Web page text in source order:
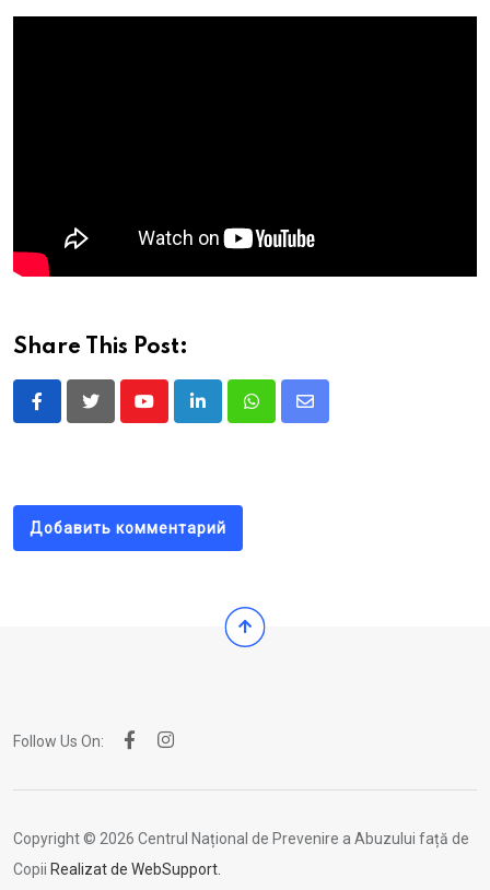
Share This Post:
YoutubeLinkedInWhatsappShare
Добавить комментарий
Follow Us On:
Copyright © 2026 Centrul Național de Prevenire a Abuzului față de
Copii Realizat de WebSupport.